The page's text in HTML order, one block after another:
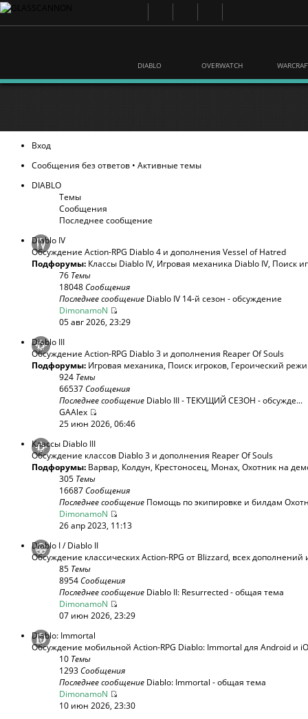
DIABLO OVERWATCH
Вход
Сообщения без ответов • Активные темы
DIABLO
Темы
Сообщения
Последнее сообщение
Diablo IV
Обсуждение Action-RPG Diablo 4 и дополнения Vessel of Hatred
Подфорумы: Классы Diablo IV, Игровая механика Diablo IV, Поиск
76 Темы
18048Сообщения
Последнее сообщение Diablo IV 14-й сезон - обсуждение
DimonamoN
05 авг 2026, 23:29
Diablo III
Обсуждение Action-RPG Diablo 3 и дополнения Reaper Of Souls
Подфорумы: Игровая механика, Поиск игроков, Героический
924 Темы
66537Сообщения
Последнее сообщение Diablo III - ТЕКУЩИЙ СЕЗОН - обсужде...
GAAlex
25 июн 2026, 06:46
Классы Diablo III
Обсуждение классов Diablo 3 и дополнения Reaper Of Souls
Подфорумы: Варвар, Колдун, Крестоносец, Монах, Охотник на
305 Темы
16687Сообщения
Последнее сообщение Помощь по экипировке и билдам
DimonamoN
26 апр 2023, 11:13
Diablo I / Diablo II
Обсуждение классических Action-RPG от Blizzard, всех дополнений
85 Темы
8954Сообщения
Последнее сообщение Diablo II: Resurrected - общая тема
DimonamoN
07 июн 2026, 23:29
Diablo: Immortal
Обсуждение мобильной Action-RPG Diablo: Immortal для Android и
10 Темы
1293Сообщения
Последнее сообщение Diablo: Immortal - общая тема
DimonamoN
10 июн 2026, 23:30